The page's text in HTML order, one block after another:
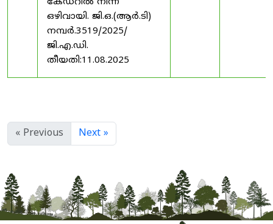
ഒഴിവായി. ജി.ഒ.(ആർ.ടി)
നമ്പർ.3519/2025/
ജി.എ.ഡി.
തീയതി:11.08.2025
« Previous Next »